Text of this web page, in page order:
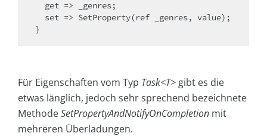
Für Eigenschaften vom Typ Task<T> gibt es die
etwas länglich, jedoch sehr sprechend bezeichnete
MethodeSetPropertyAndNotifyOnCompletion mit
mehreren Überladungen.